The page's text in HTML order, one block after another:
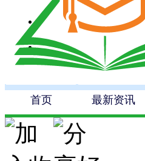
首页 最新资讯